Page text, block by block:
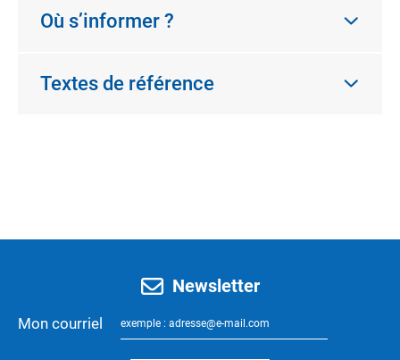
Où s’informer ?
Textes de référence
Newsletter
Mon courriel